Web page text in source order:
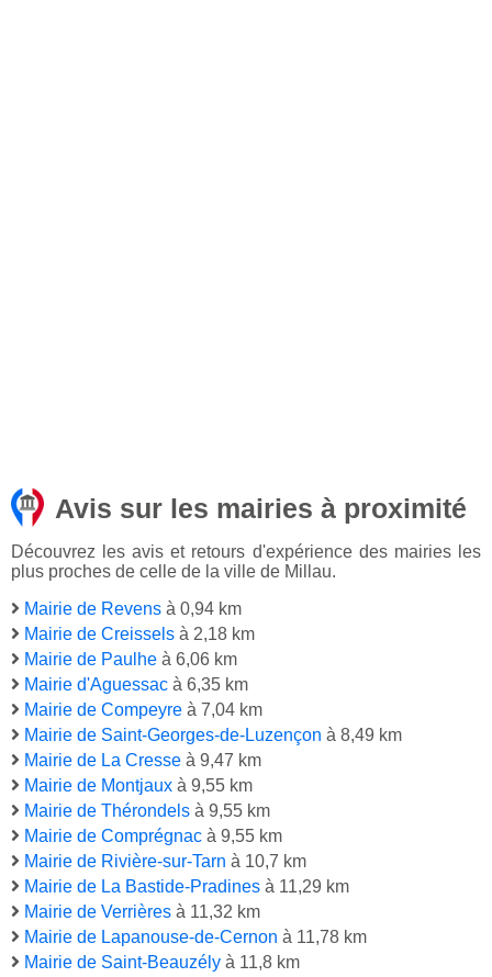
Avis sur les mairies à proximité
Découvrez les avis et retours d'expérience des mairies les
plus proches de celle de la ville de Millau.
Mairie de Revens à 0,94 km
Mairie de Creissels à 2,18 km
Mairie de Paulhe à 6,06 km
Mairie d'Aguessac à 6,35 km
Mairie de Compeyre à 7,04 km
Mairie de Saint-Georges-de-Luzençon à 8,49 km
Mairie de La Cresse à 9,47 km
Mairie de Montjaux à 9,55 km
Mairie de Thérondels à 9,55 km
Mairie de Comprégnac à 9,55 km
Mairie de Rivière-sur-Tarn à 10,7 km
Mairie de La Bastide-Pradines à 11,29 km
Mairie de Verrières à 11,32 km
Mairie de Lapanouse-de-Cernon à 11,78 km
Mairie de Saint-Beauzély à 11,8 km